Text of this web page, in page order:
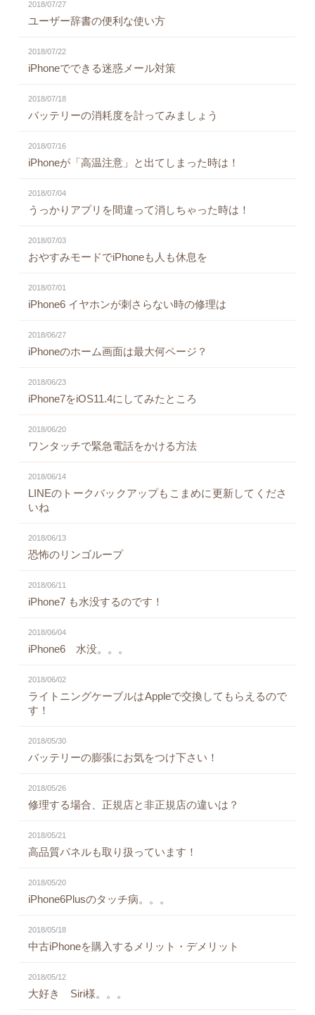
2018/07/27
ユーザー辞書の便利な使い方
2018/07/22
iPhoneでできる迷惑メール対策
2018/07/18
バッテリーの消耗度を計ってみましょう
2018/07/16
iPhoneが「高温注意」と出てしまった時は！
2018/07/04
うっかりアプリを間違って消しちゃった時は！
2018/07/03
おやすみモードでiPhoneも人も休息を
2018/07/01
iPhone6 イヤホンが刺さらない時の修理は
2018/06/27
iPhoneのホーム画面は最大何ページ？
2018/06/23
iPhone7をiOS11.4にしてみたところ
2018/06/20
ワンタッチで緊急電話をかける方法
2018/06/14
LINEのトークバックアップもこまめに更新してくださ
いね
2018/06/13
恐怖のリンゴループ
2018/06/11
iPhone7 も水没するのです！
2018/06/04
iPhone6 水没。。。
2018/06/02
ライトニングケーブルはAppleで交換してもらえるので
す！
2018/05/30
バッテリーの膨張にお気をつけ下さい！
2018/05/26
修理する場合、正規店と非正規店の違いは？
2018/05/21
高品質パネルも取り扱っています！
2018/05/20
iPhone6Plusのタッチ病。。。
2018/05/18
中古iPhoneを購入するメリット・デメリット
2018/05/12
大好き Siri様。。。